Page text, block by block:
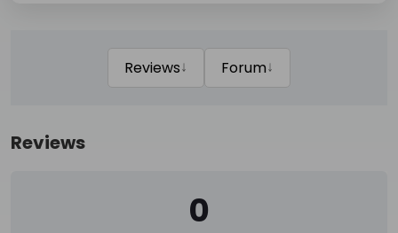
Reviews↓ Forum↓
Reviews
0